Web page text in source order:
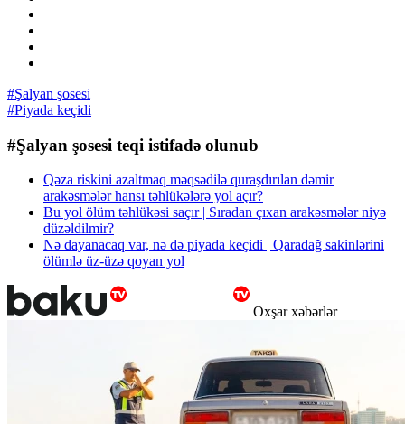
#Şalyan şosesi
#Piyada keçidi
#Şalyan şosesi teqi istifadə olunub
Qəza riskini azaltmaq məqsədilə quraşdırılan dəmir
arakəsmələr hansı təhlükələrə yol açır?
Bu yol ölüm təhlükəsi saçır | Sıradan çıxan arakəsmələr niyə
düzəldilmir?
Nə dayanacaq var, nə də piyada keçidi | Qaradağ sakinlərini
ölümlə üz-üzə qoyan yol
Oxşar xəbərlər